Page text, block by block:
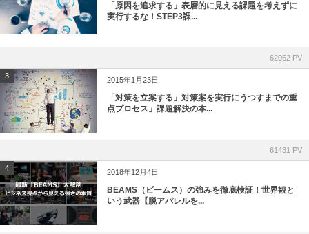
「原因を追求する」表層的に見える課題を考えずに
実行するな！STEP3課...
62052 PV
3 2015年1月23日
「対策を立案する」対策案を実行にうつすまでの重
点プロセス」課題解決の本...
61431 PV
4 2018年12月4日
BEAMS（ビームス）の強みを徹底検証！世界観と
いう武器【脱アパレルを...